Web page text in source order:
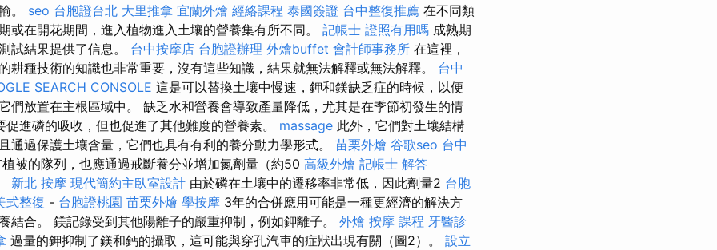
。 seo 台胞證台北 大里推拿 宜蘭外燴 經絡課程 泰國簽證 台中整復推薦 在不同類
或在開花期間，進入植物進入土壤的營養集有所不同。 記帳士 證照有用嗎 成熟期
試結果提供了信息。 台中按摩店 台胞證辦理 外燴buffet 會計師事務所 在這裡，
耕種技術的知識也非常重要，沒有這些知識，結果就無法解釋或無法解釋。 台中
SEARCH CONSOLE 這是可以替換土壤中慢速，鉀和鎂缺乏症的時候，以便
們放置在主根區域中。 缺乏水和營養會導致產量降低，尤其是在季節初發生的情
促進磷的吸收，但也促進了其他難度的營養素。 massage 此外，它們對土壤結構
通過保護土壤含量，它們也具有有利的養分動力學形式。 苗栗外燴 谷歌seo 台中
被的隊列，也應通過戒斷養分並增加氮劑量（約50 高級外燴 記帳士 解答
新北 按摩 現代簡約主臥室設計 由於磷在土壤中的遷移率非常低，因此劑量2 台胞
式整復 - 台胞證桃園 苗栗外燴 學按摩 3年的合併應用可能是一種更經濟的解決方
結合。 鎂記錄受到其他陽離子的嚴重抑制，例如鉀離子。 外燴 按摩 課程 牙醫診
過量的鉀抑制了鎂和鈣的攝取，這可能與穿孔汽車的症狀出現有關（圖2）。 設立